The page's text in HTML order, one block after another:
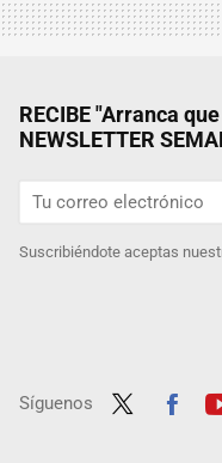
RECIBE "Arranca
NEWSLETTER
Suscribiéndote aceptas
Síguenos